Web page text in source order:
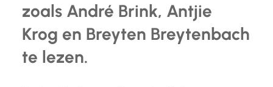
zoals André Brink, Antjie
Krog en Breyten Breytenbach
te lezen.